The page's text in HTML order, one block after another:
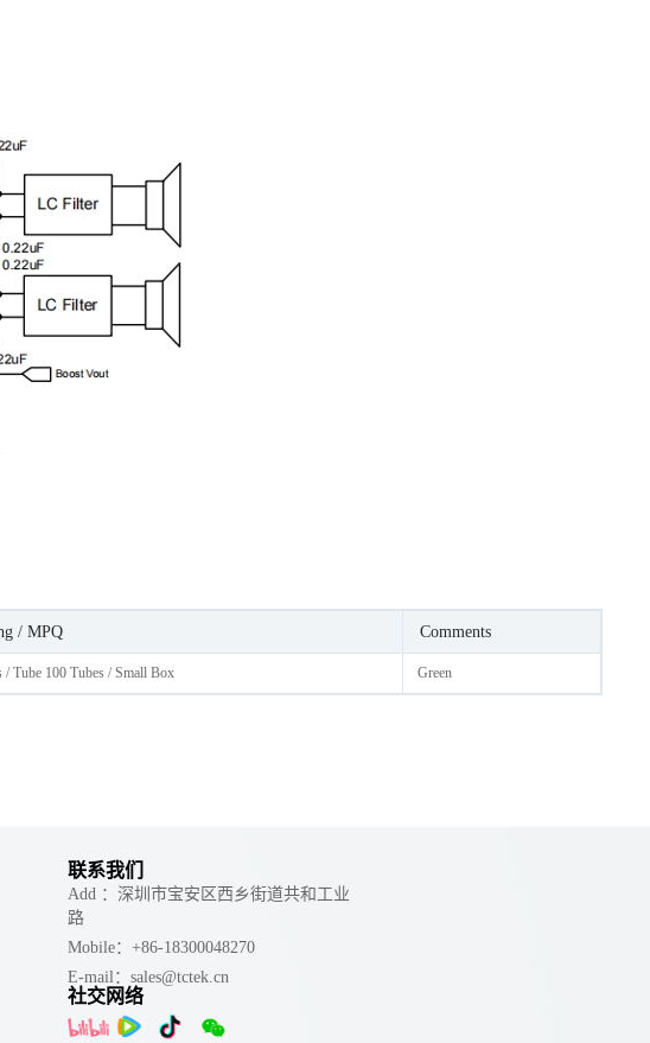
/ MPQ Comments
/ Tube 100 Tubes / Small Box Green
联系我们
Add ：深圳市宝安区西乡街道共和工业
路
Mobile：+86-18300048270
E-mail：sales@tctek.cn
社交网络